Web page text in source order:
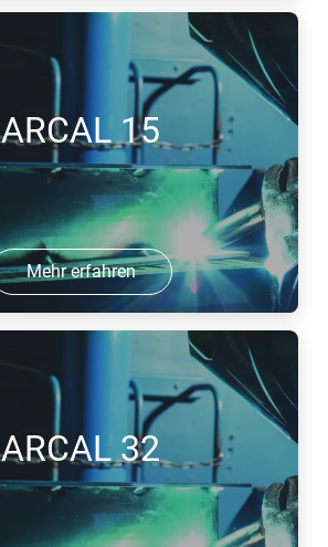
ARCAL 15
Mehr erfahren
ARCAL 32